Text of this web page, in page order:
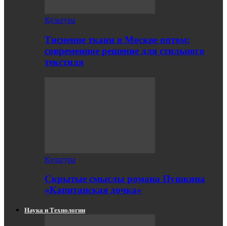
Культура
Тиснение ткани в Москве оптом:
современное решение для стильного
текстиля
Культура
Скрытые смыслы романа Пушкина
«Капитанская дочка»
Наука и Технологии